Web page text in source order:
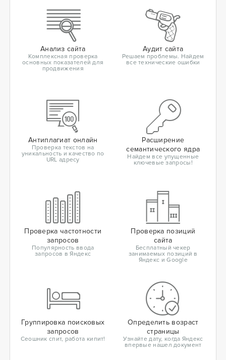
Анализ сайта
Комплексная проверка
основных показателей для
продвижения
Аудит сайта
Решаем проблемы. Найдем
все технические ошибки
Антиплагиат онлайн
Проверка текстов на
уникальность и качество по
URL адресу
Расширение
семантического ядра
Найдем все упущенные
ключевые запросы!
Проверка частотности
запросов
Популярность ввода
запросов в Яндекс
Проверка позиций
сайта
Бесплатный чекер
занимаемых позиций в
Яндекс и Google
Группировка поисковых
запросов
Сеошник спит, работа кипит!
Определить возраст
страницы
Узнайте дату, когда Яндекс
впервые нашел документ